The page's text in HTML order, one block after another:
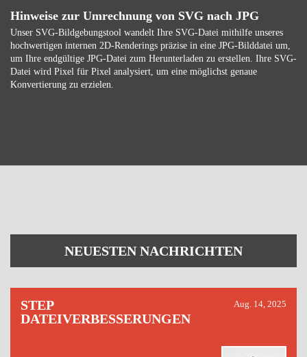
Hinweise zur Umrechnung von SVG nach JPG
Unser SVG-Bildgebungstool wandelt Ihre SVG-Datei mithilfe unseres
hochwertigen internen 2D-Renderings präzise in eine JPG-Bilddatei um,
um Ihre endgültige JPG-Datei zum Herunterladen zu erstellen. Ihre SVG-
Datei wird Pixel für Pixel analysiert, um eine möglichst genaue
Konvertierung zu erzielen.
NEUESTEN NACHRICHTEN
STEP
DATEIVERBESSERUNGEN
Aug. 14, 2025